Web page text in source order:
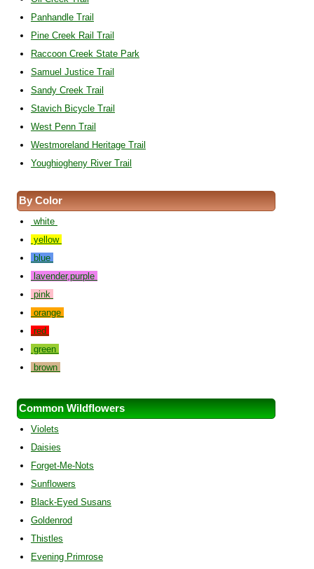
Panhandle Trail
Pine Creek Rail Trail
Raccoon Creek State Park
Samuel Justice Trail
Sandy Creek Trail
Stavich Bicycle Trail
West Penn Trail
Westmoreland Heritage Trail
Youghiogheny River Trail
By Color
white
yellow
blue
lavender,purple
pink
orange
red
green
brown
Common Wildflowers
Violets
Daisies
Forget-Me-Nots
Sunflowers
Black-Eyed Susans
Goldenrod
Thistles
Evening Primrose